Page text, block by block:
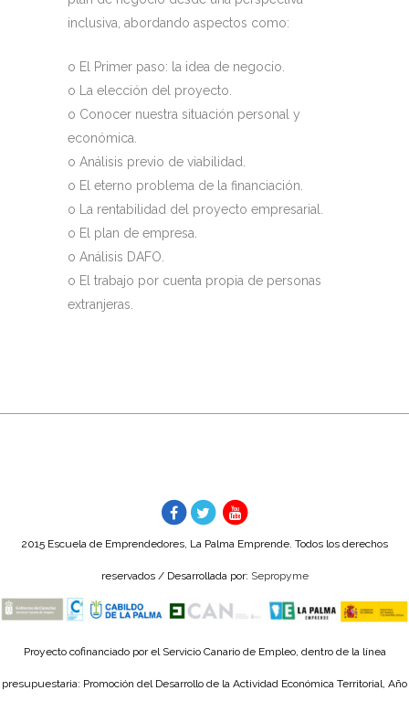
inclusiva, abordando aspectos como:
o El Primer paso: la idea de negocio.
o La elección del proyecto.
o Conocer nuestra situación personal y
económica.
o Análisis previo de viabilidad.
o El eterno problema de la financiación.
o La rentabilidad del proyecto empresarial.
o El plan de empresa.
o Análisis DAFO.
o El trabajo por cuenta propia de personas
extranjeras.
2015 Escuela de Emprendedores, La Palma Emprende. Todos los derechos
reservados / Desarrollada por: Sepropyme
Proyecto cofinanciado por el Servicio Canario de Empleo, dentro de la línea
presupuestaria: Promoción del Desarrollo de la Actividad Económica Territorial, Año